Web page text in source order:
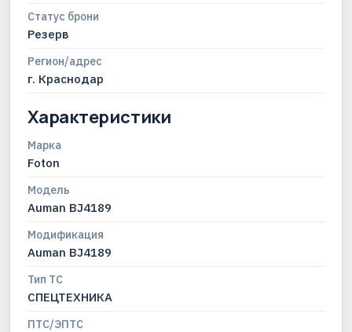
Статус брони
Резерв
Регион/адрес
г. Краснодар
Характеристики
Марка
Foton
Модель
Auman BJ4189
Модификация
Auman BJ4189
Тип ТС
СПЕЦТЕХНИКА
ПТС/ЭПТС